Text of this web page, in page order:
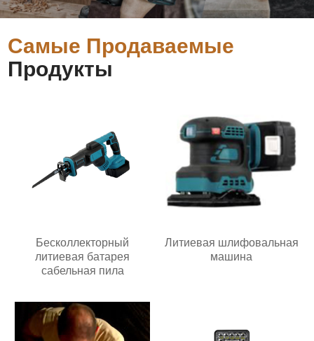
Самые Продаваемые
Продукты
Бесколлекторный
литиевая батарея
сабельная пила
Литиевая шлифовальная
машина